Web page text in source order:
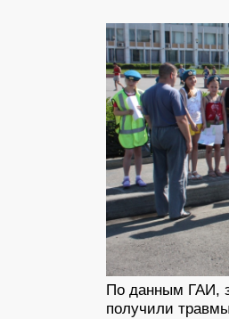
По данным ГАИ,
получили